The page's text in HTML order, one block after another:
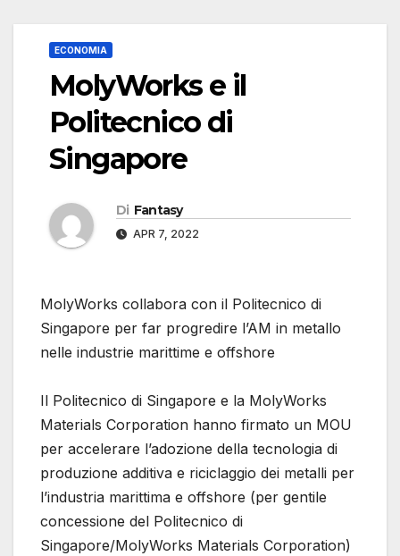
ECONOMIA
MolyWorks e il
Politecnico di
Singapore
Di Fantasy
APR 7, 2022
MolyWorks collabora con il Politecnico di
Singapore per far progredire l’AM in metallo
nelle industrie marittime e offshore
Il Politecnico di Singapore e la MolyWorks
Materials Corporation hanno firmato un MOU
per accelerare l’adozione della tecnologia di
produzione additiva e riciclaggio dei metalli per
l’industria marittima e offshore (per gentile
concessione del Politecnico di
Singapore/MolyWorks Materials Corporation)